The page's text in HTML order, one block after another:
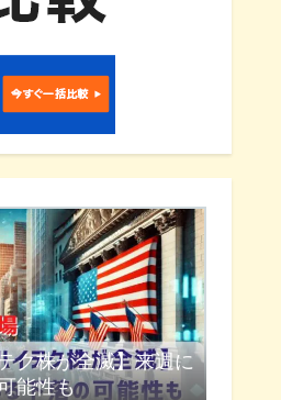
ク株が全滅】来週に
能性も